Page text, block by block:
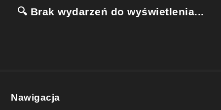
🔍 Brak wydarzeń do wyświetlenia...
Nawigacja